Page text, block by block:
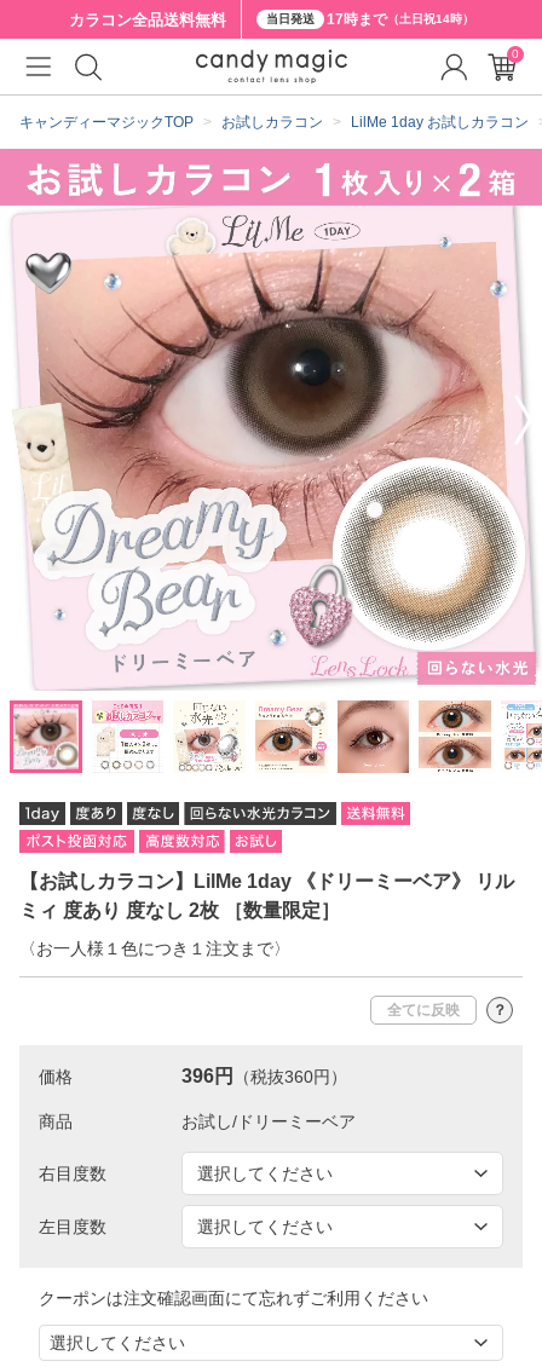
カラコン全品送料無料 当日発送 17時まで（土日祝14時）
キャンディーマジックTOP お試しカラコン LilMe 1day お試しカラコン
【お試しカラコン】LilMe 1day 《ドリーミーベア》 リル
ミィ 度あり 度なし 2枚 ［数量限定］
〈お一人様１色につき１注文まで〉
全てに反映 ？
価格 396円 （税抜360円）
商品
右目度数
左目度数
クーポンは注文確認画面にて忘れずご利用ください
0
クーポン詳細